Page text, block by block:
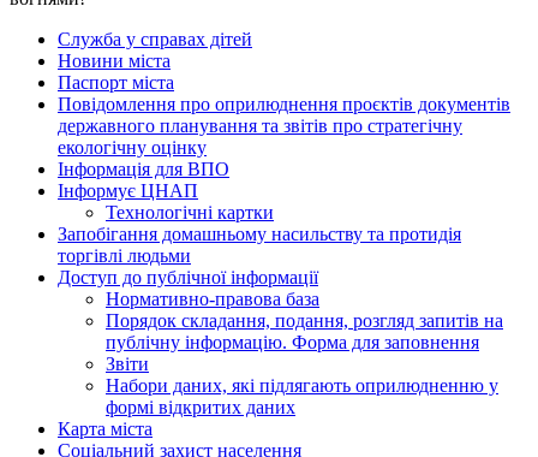
Служба у справах дітей
Новини міста
Паспорт міста
Повідомлення про оприлюднення проєктів документів
державного планування та звітів про стратегічну
екологічну оцінку
Інформація для ВПО
Інформує ЦНАП
Технологічні картки
Запобігання домашньому насильству та протидія
торгівлі людьми
Доступ до публічної інформації
Нормативно-правова база
Порядок складання, подання, розгляд запитів на
публічну інформацію. Форма для заповнення
Звіти
Набори даних, які підлягають оприлюдненню у
формі відкритих даних
Карта міста
Соціальний захист населення